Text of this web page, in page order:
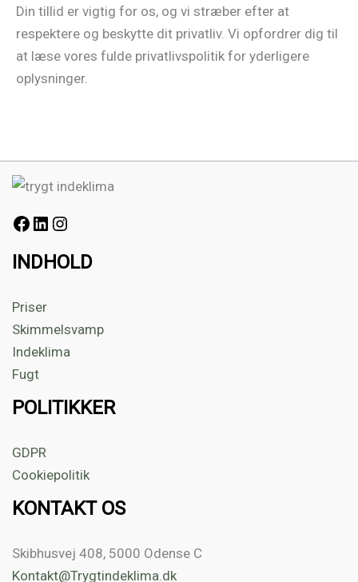
Din tillid er vigtig for os, og vi stræber efter at
respektere og beskytte dit privatliv. Vi opfordrer dig til
at læse vores fulde privatlivspolitik for yderligere
oplysninger.
INDHOLD
Priser
Skimmelsvamp
Indeklima
Fugt
POLITIKKER
GDPR
Cookiepolitik
KONTAKT OS
Skibhusvej 408, 5000 Odense C
Kontakt@Trygtindeklima.dk